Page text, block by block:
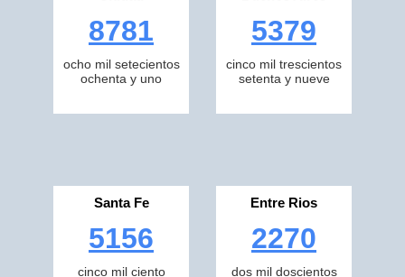
8781
ocho mil setecientos
ochenta y uno
5379
cinco mil trescientos
setenta y nueve
Santa Fe
5156
cinco mil ciento
Entre Rios
2270
dos mil doscientos